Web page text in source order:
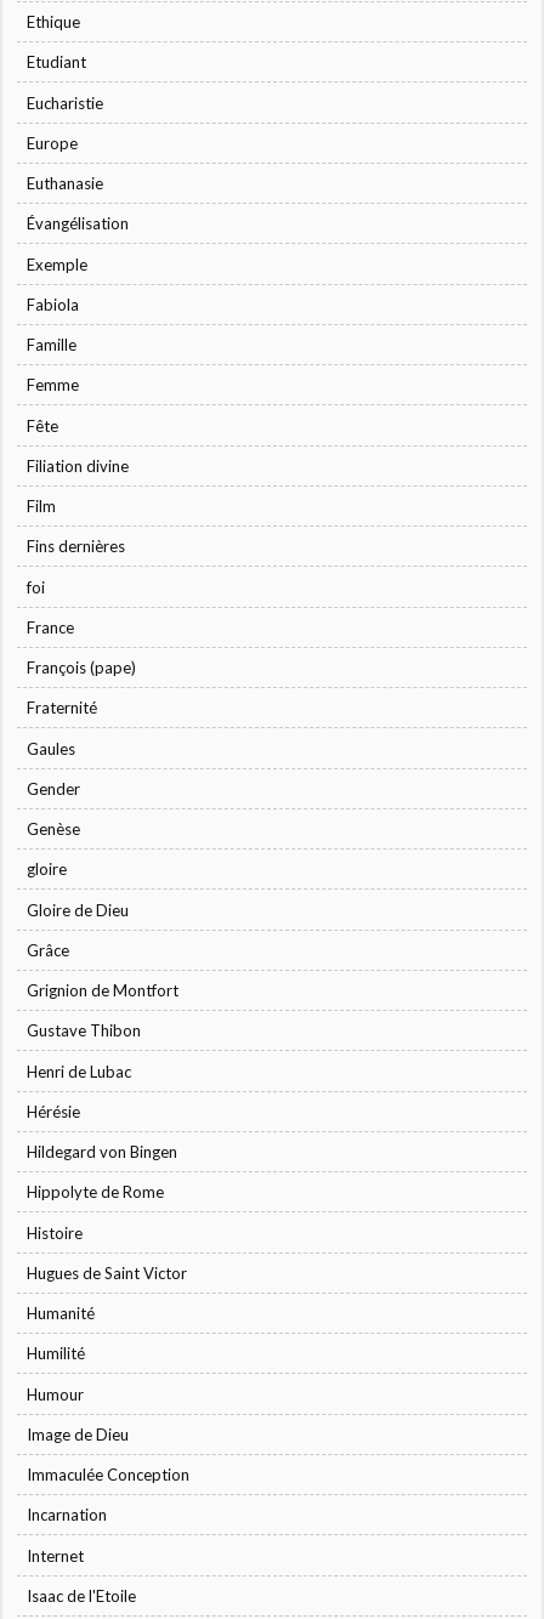
Ethique
Etudiant
Eucharistie
Europe
Euthanasie
Évangélisation
Exemple
Fabiola
Famille
Femme
Fête
Filiation divine
Film
Fins dernières
foi
France
François (pape)
Fraternité
Gaules
Gender
Genèse
gloire
Gloire de Dieu
Grâce
Grignion de Montfort
Gustave Thibon
Henri de Lubac
Hérésie
Hildegard von Bingen
Hippolyte de Rome
Histoire
Hugues de Saint Victor
Humanité
Humilité
Humour
Image de Dieu
Immaculée Conception
Incarnation
Internet
Isaac de l'Etoile